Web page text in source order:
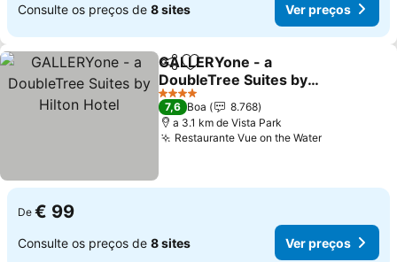
Consulte os preços de 8 sites Ver preços
PartilharAdicionar aos favoritos
GALLERYone - a
DoubleTree Suites by
Hilton Hotel
4 Estrelas
7,6 Boa
8.768
a 3.1 km de Vista Park
Restaurante Vue on the Water
De € 99
Consulte os preços de 8 sites Ver preços